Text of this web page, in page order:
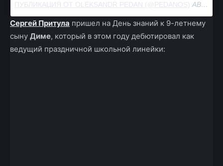
ПУБЛИКАЦИЯ ОТ OLEKSANDR PEDAN (@PEDANOS) АВГ 31 2017 В 11:29 PDT
Сергей Притула пришел на День знаний к 9-летнему
сыну Диме, который в этом году дебютировал как
ведущий праздничной школьной линейки: